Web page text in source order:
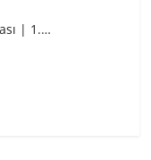
| 1.…
| 1.…